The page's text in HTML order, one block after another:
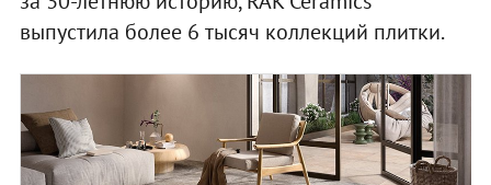
выпустила более 6 тысяч коллекций плитки.